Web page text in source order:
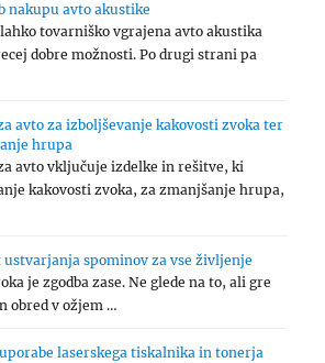
nakupu avto akustike
lahko tovarniško vgrajena avto akustika
dobre možnosti. Po drugi strani pa
avto za izboljševanje kakovosti zvoka ter
hrupa
avto vključuje izdelke in rešitve, ki
kakovosti zvoka, za zmanjšanje hrupa,
ustvarjanja spominov za vse življenje
je zgodba zase. Ne glede na to, ali gre
obred v ožjem …
laserskega tiskalnika in tonerja